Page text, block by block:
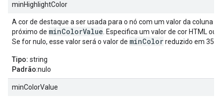
minHighlightColor
A cor de destaque a ser usada para o nó com um valor da coluna 3
próximo de minColorValue . Especifica um valor de cor HTML ou
Se for nulo, esse valor será o valor de minColorreduzido em 35%.
Tipo: string
Padrão:nulo
minColorValue